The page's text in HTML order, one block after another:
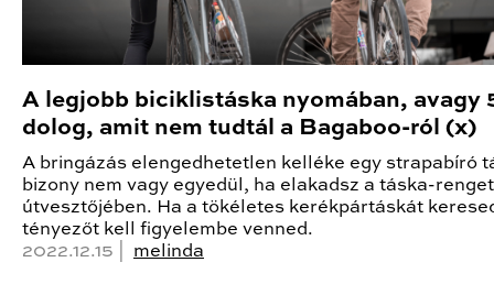
A legjobb biciklistáska nyomában, avagy
dolog, amit nem tudtál a Bagaboo-ról (x)
A bringázás elengedhetetlen kelléke egy strapabíró
bizony nem vagy egyedül, ha elakadsz a táska-
útvesztőjében. Ha a tökéletes kerékpártáskát
tényezőt kell figyelembe venned.
2022.12.15 | melinda